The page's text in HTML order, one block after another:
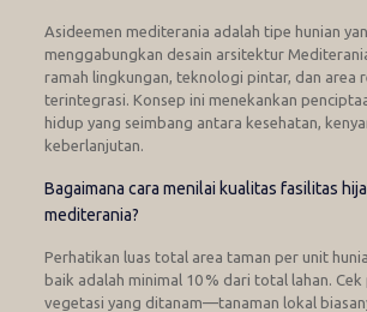
Asideemen mediterania adalah tipe hunian
menggabungkan desain arsitektur
ramah lingkungan, teknologi pintar, dan area
terintegrasi. Konsep ini menekankan
hidup yang seimbang antara kesehatan,
keberlanjutan.
Bagaimana cara menilai kualitas fasilitas
mediterania?
Perhatikan luas total area taman per unit
baik adalah minimal 10 % dari total lahan. Cek
vegetasi yang ditanam—tanaman lokal